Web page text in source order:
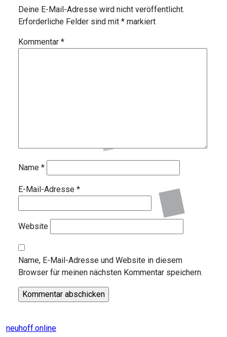
Deine E-Mail-Adresse wird nicht veröffentlicht.
Erforderliche Felder sind mit * markiert
Kommentar *
Name *
E-Mail-Adresse *
Website
Name, E-Mail-Adresse und Website in diesem
Browser für meinen nächsten Kommentar speichern.
neuhoff.online